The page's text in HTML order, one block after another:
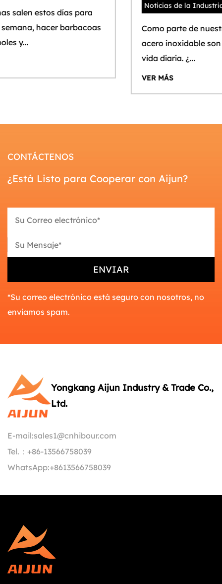
2026-03-30
Como parte de nuestra vida diaria, tazas de
acero inoxidable son inseparables de nuestra
VER MÁS
CONTÁCTENOS
¿Está Listo para Cooperar con Aijun?
*Su correo electrónico está seguro con nosotros, no
enviamos spam.
Yongkang Aijun Industry & Trade Co.,
Ltd.
E-mail:sales1@cnhibour.com
Tel.： +86-13566758039
WhatsApp:+8613566758039